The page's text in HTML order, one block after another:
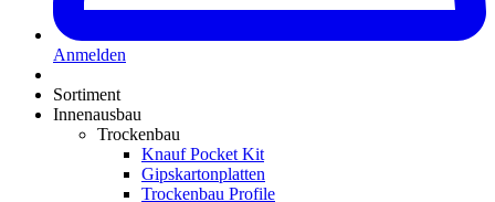
Anmelden
Sortiment
Innenausbau
Trockenbau
Knauf Pocket Kit
Gipskartonplatten
Trockenbau Profile